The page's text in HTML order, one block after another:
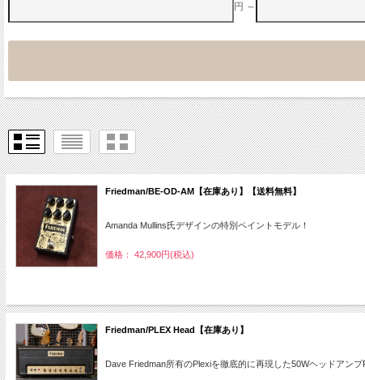
円 ～
Friedman/BE-OD-AM【在庫あり】【送料無料】
Amanda Mullins氏デザインの特別ペイントモデル！
価格： 42,900円(税込)
Friedman/PLEX Head【在庫あり】
Dave Friedman所有のPlexiを徹底的に再現した50Wヘッドアンプ